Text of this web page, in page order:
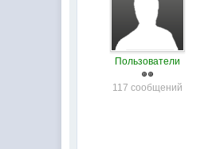
Пользователи
117 сообщений